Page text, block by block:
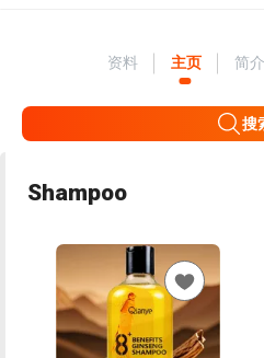
资料 主页 简介
搜
Shampoo